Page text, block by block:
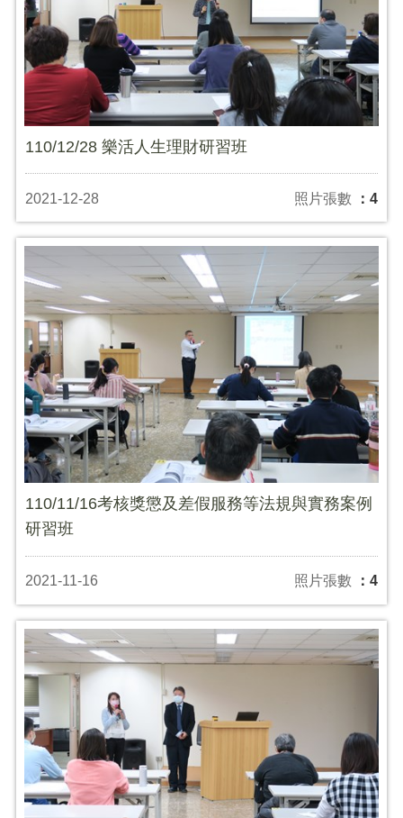
110/12/28 樂活人生理財研習班
2021-12-28 照片張數 ：4
110/11/16考核獎懲及差假服務等法規與實務案例
研習班
2021-11-16 照片張數 ：4